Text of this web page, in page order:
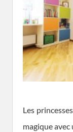
Les
magique